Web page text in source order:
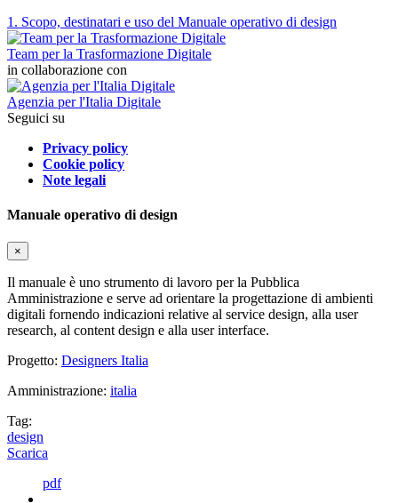
1. Scopo, destinatari e uso del Manuale operativo di design
Team per la Trasformazione Digitale
in collaborazione con
Agenzia per l'Italia Digitale
Seguici su
Privacy policy
Cookie policy
Note legali
Manuale operativo di design
×
Il manuale è uno strumento di lavoro per la Pubblica
Amministrazione e serve ad orientare la progettazione di ambienti
digitali fornendo indicazioni relative al service design, alla user
research, al content design e alla user interface.
Progetto: Designers Italia
Amministrazione: italia
Tag:
design
Scarica
pdf